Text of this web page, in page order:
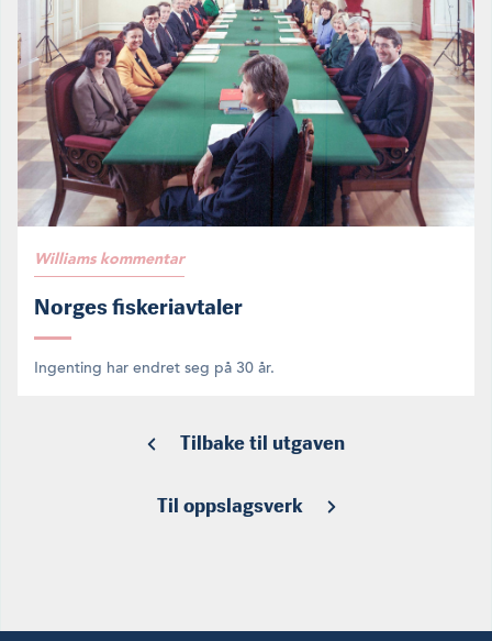
Williams kommentar
Norges fiskeriavtaler
Ingenting har endret seg på 30 år.
Tilbake til utgaven
Til oppslagsverk